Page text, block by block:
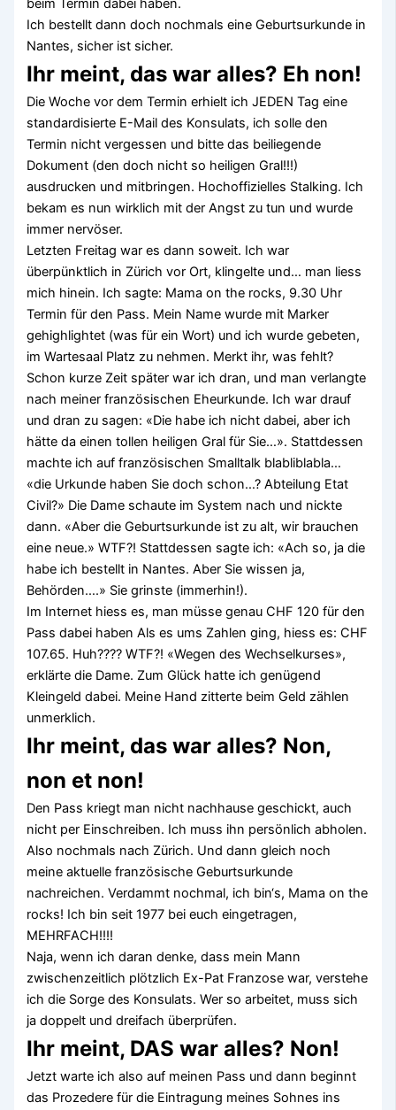
beim Termin dabei haben.
Ich bestellt dann doch nochmals eine Geburtsurkunde in
Nantes, sicher ist sicher.
Ihr meint, das war alles? Eh non!
Die Woche vor dem Termin erhielt ich JEDEN Tag eine
standardisierte E-Mail des Konsulats, ich solle den
Termin nicht vergessen und bitte das beiliegende
Dokument (den doch nicht so heiligen Gral!!!)
ausdrucken und mitbringen. Hochoffizielles Stalking. Ich
bekam es nun wirklich mit der Angst zu tun und wurde
immer nervöser.
Letzten Freitag war es dann soweit. Ich war
überpünktlich in Zürich vor Ort, klingelte und… man liess
mich hinein. Ich sagte: Mama on the rocks, 9.30 Uhr
Termin für den Pass. Mein Name wurde mit Marker
gehighlightet (was für ein Wort) und ich wurde gebeten,
im Wartesaal Platz zu nehmen. Merkt ihr, was fehlt?
Schon kurze Zeit später war ich dran, und man verlangte
nach meiner französischen Eheurkunde. Ich war drauf
und dran zu sagen: «Die habe ich nicht dabei, aber ich
hätte da einen tollen heiligen Gral für Sie…». Stattdessen
machte ich auf französischen Smalltalk blabliblabla…
«die Urkunde haben Sie doch schon…? Abteilung Etat
Civil?» Die Dame schaute im System nach und nickte
dann. «Aber die Geburtsurkunde ist zu alt, wir brauchen
eine neue.» WTF?! Stattdessen sagte ich: «Ach so, ja die
habe ich bestellt in Nantes. Aber Sie wissen ja,
Behörden….» Sie grinste (immerhin!).
Im Internet hiess es, man müsse genau CHF 120 für den
Pass dabei haben Als es ums Zahlen ging, hiess es: CHF
107.65. Huh???? WTF?! «Wegen des Wechselkurses»,
erklärte die Dame. Zum Glück hatte ich genügend
Kleingeld dabei. Meine Hand zitterte beim Geld zählen
unmerklich.
Ihr meint, das war alles? Non,
non et non!
Den Pass kriegt man nicht nachhause geschickt, auch
nicht per Einschreiben. Ich muss ihn persönlich abholen.
Also nochmals nach Zürich. Und dann gleich noch
meine aktuelle französische Geburtsurkunde
nachreichen. Verdammt nochmal, ich bin‘s, Mama on the
rocks! Ich bin seit 1977 bei euch eingetragen,
MEHRFACH!!!!
Naja, wenn ich daran denke, dass mein Mann
zwischenzeitlich plötzlich Ex-Pat Franzose war, verstehe
ich die Sorge des Konsulats. Wer so arbeitet, muss sich
ja doppelt und dreifach überprüfen.
Ihr meint, DAS war alles? Non!
Jetzt warte ich also auf meinen Pass und dann beginnt
das Prozedere für die Eintragung meines Sohnes ins